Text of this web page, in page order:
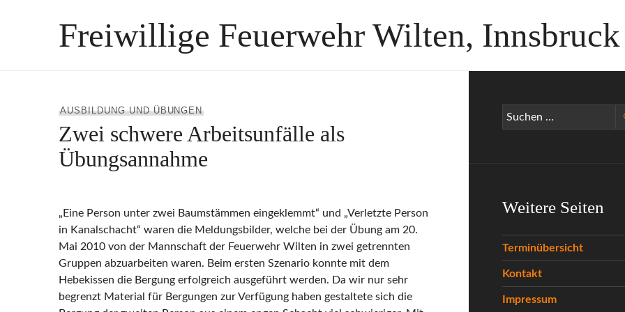
Freiwillige Feuerwehr Wilten, Innsbruck
AUSBILDUNG UND ÜBUNGEN
Zwei schwere Arbeitsunfälle als
Übungsannahme
„Eine Person unter zwei Baumstämmen eingeklemmt“ und „Verletzte Person
in Kanalschacht“ waren die Meldungsbilder, welche bei der Übung am 20.
Mai 2010 von der Mannschaft der Feuerwehr Wilten in zwei getrennten
Gruppen abzuarbeiten waren. Beim ersten Szenario konnte mit dem
Hebekissen die Bergung erfolgreich ausgeführt werden. Da wir nur sehr
begrenzt Material für Bergungen zur Verfügung haben gestaltete sich die
Suchen
nach:
Weitere Seiten
Terminübersicht
Kontakt
Impressum